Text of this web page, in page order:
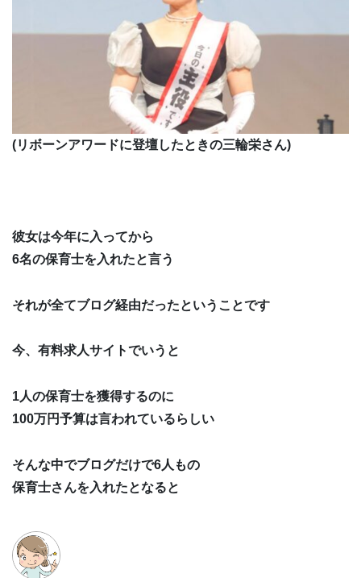
(リボーンアワードに登壇したときの三輪栄さん)
彼女は今年に入ってから
6名の保育士を入れたと言う
それが全てブログ経由だったということです
今、有料求人サイトでいうと
1人の保育士を獲得するのに
100万円予算は言われているらしい
そんな中でブログだけで6人もの
保育士さんを入れたとなると